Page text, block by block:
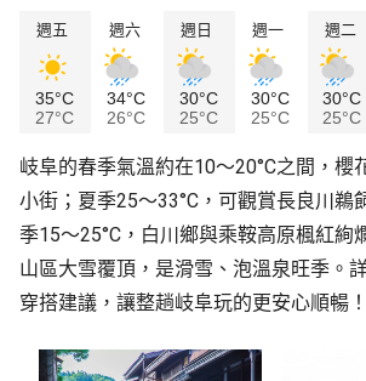
週五
35°C
27°C
週六
34°C
26°C
週日
30°C
25°C
週一
30°C
25°C
週二
30°C
25°C
岐阜的春季氣溫約在10～20°C之間，櫻
小街；夏季25～33°C，可觀賞長良川鵜
季15～25°C，白川鄉與乘鞍高原楓紅絢
山區大雪覆頂，是滑雪、泡溫泉旺季。
穿搭建議，讓整趟岐阜玩的更安心順暢！